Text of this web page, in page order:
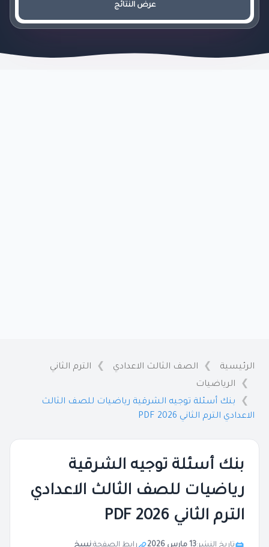
عرض النتائج
الرئيسية الصف الثالث الاعدادي
الترم الثاني
الرياضيات
بنك أسئلة توجيه الشرقية رياضيات للصف الثالث
الاعدادي الترم الثاني 2026 PDF
بنك أسئلة توجيه الشرقية
رياضيات للصف الثالث الاعدادي
الترم الثاني 2026 PDF
تاريخ النشر:13 مارس 2026 رابط الصفحة:نسخ